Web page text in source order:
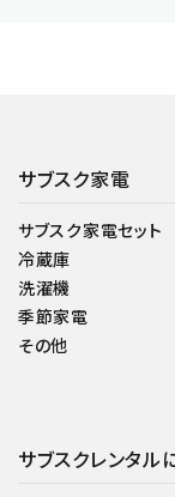
サブスク家電
サブスク家電セット
冷蔵庫
洗濯機
季節家電
その他
サブスクレンタル